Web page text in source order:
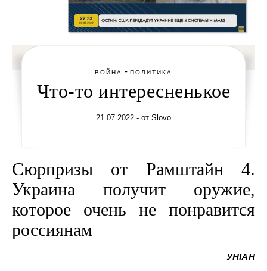
ВОЙНА - ПОЛИТИКА
Что-то интересненькое
21.07.2022 - от Slovo
Сюрпризы от Рамштайн 4.
Украина получит оружие,
которое очень не понравится
россиянам
УНІАН